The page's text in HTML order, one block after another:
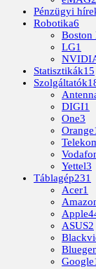
Pénzügyi
Robotika6
Boston
LG1
Statisztikák15
Szolgáltatók
DIGI1
One3
Orange
Yettel3
Táblagép231
Acer1
Apple
ASUS2
Google